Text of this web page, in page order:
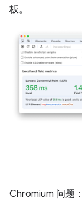
板。
Chromium 问题：